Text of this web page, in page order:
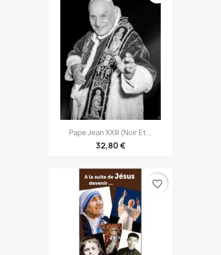
Pape Jean XXIII (noir Et...
32,80 €
favorite_border